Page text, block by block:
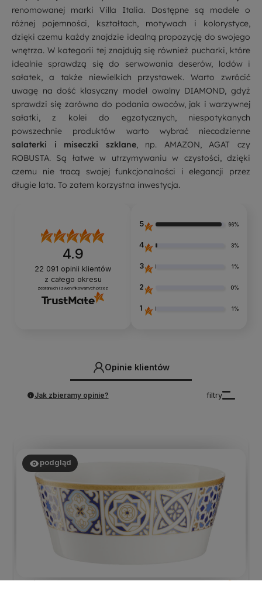
renomowanej marki Villa Italia. Dostępne są modele o
różnej pojemności, kształtach, motywach i kolorystyce,
dzięki czemu każdy znajdzie idealną propozycję do swojego
wnętrza. W kategorii tej znajdują się również pucharki, które
idealnie sprawdzą się do serwowania deserów, lodów i
sałatek, a także niewielkich przystawek. Warto zwrócić
uwagę na dość klasyczny model owalny DIAMOND, gdyż
sprawdzi się zarówno do podania owoców, jak i warzywnej
sałatki, z kolei do egzotycznych, niespotykanych
powszechnie produktów warto wybrać niecodzienne
salaterki i miseczki szklane, np. AMAZON, AGAT czy
ROBUSTA. Są łatwe w utrzymywaniu w czystości, dzięki
czemu nie tracą swojej funkcjonalności i elegancji przez
długie lata. To zatem korzystna inwestycja.
4.9
22 091 opinii klientów
z całego okresu
zebranych i zweryfikowanych przez
5 96%
4 3%
3 1%
2 0%
1 1%
Opinie klientów
filtry
Jak zbieramy opinie?
podgląd
Alina